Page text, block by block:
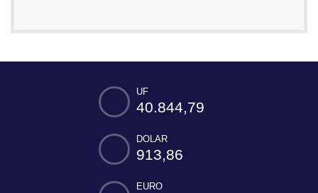
UF
40.844,79
DOLAR
913,86
EURO